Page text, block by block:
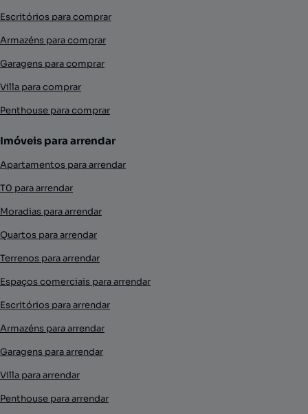
Escritórios para comprar
Armazéns para comprar
Garagens para comprar
Villa para comprar
Penthouse para comprar
Imóveis para arrendar
Apartamentos para arrendar
T0 para arrendar
Moradias para arrendar
Quartos para arrendar
Terrenos para arrendar
Espaços comerciais para arrendar
Escritórios para arrendar
Armazéns para arrendar
Garagens para arrendar
Villa para arrendar
Penthouse para arrendar